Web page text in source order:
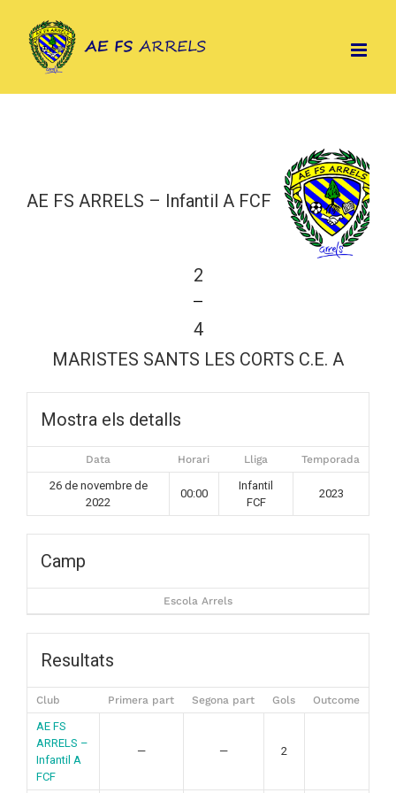
content
AE FS ARRELS – Infantil A FCF
2
—
4
MARISTES SANTS LES CORTS C.E. A
Mostra els detalls
Data Horari Lliga Temporada
26 de novembre de
2022
00:00
Infantil
FCF
2023
Camp
Escola Arrels
Resultats
Club Primera part Segona part Gols Outcome
AE FS
ARRELS –
Infantil A
FCF
— — 2